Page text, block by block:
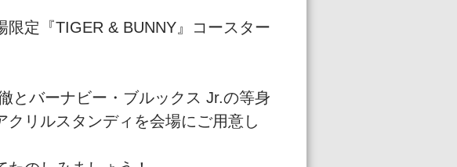
限定『TIGER & BUNNY』コースター
とバーナビー・ブルックス Jr.の等身
リルスタンディを会場にご用意し